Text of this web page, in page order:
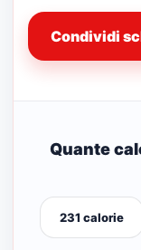
Condividi
Quante
231 calorie